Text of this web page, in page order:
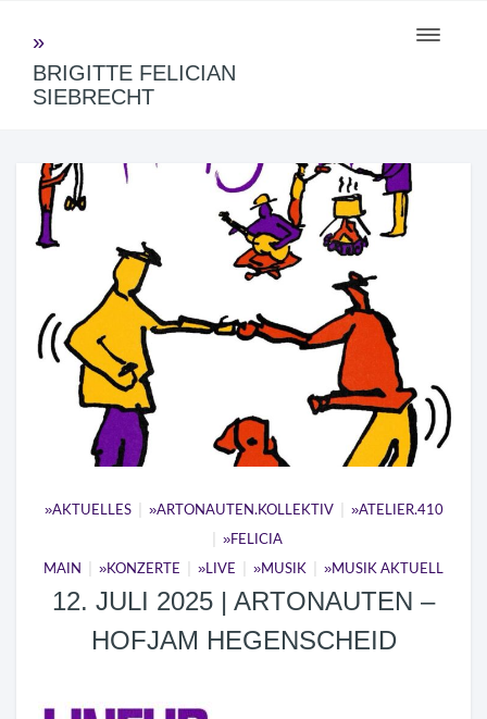
Toggle
BRIGITTE FELICIAN
SIEBRECHT
AKTUELLES ARTONAUTEN.KOLLEKTIV ATELIER.410
FELICIA
MAIN KONZERTE LIVE MUSIK MUSIK AKTUELL
12. JULI 2025 | ARTONAUTEN –
HOFJAM HEGENSCHEID